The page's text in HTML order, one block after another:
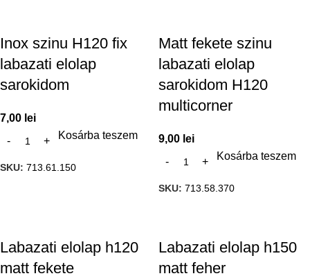
Inox szinu H120 fix
labazati elolap
sarokidom
7,00 lei
Kosárba teszem
SKU: 713.61.150
Matt fekete szinu
labazati elolap
sarokidom H120
multicorner
9,00 lei
Kosárba teszem
SKU: 713.58.370
Labazati elolap h120
matt fekete
Labazati elolap h150
matt feher